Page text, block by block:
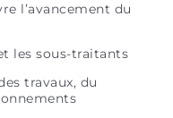
l’avancement du
les sous-traitants
travaux, du